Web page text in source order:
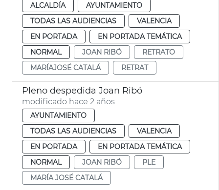
ALCALDÍA
AYUNTAMIENTO
TODAS LAS AUDIENCIAS
VALENCIA
EN PORTADA
EN PORTADA TEMÁTICA
NORMAL
JOAN RIBÓ
RETRATO
MARÍAJOSÉ CATALÁ
RETRAT
Pleno despedida Joan Ribó
modificado hace 2 años
AYUNTAMIENTO
TODAS LAS AUDIENCIAS
VALENCIA
EN PORTADA
EN PORTADA TEMÁTICA
NORMAL
JOAN RIBÓ
PLE
MARÍA JOSÉ CATALÁ